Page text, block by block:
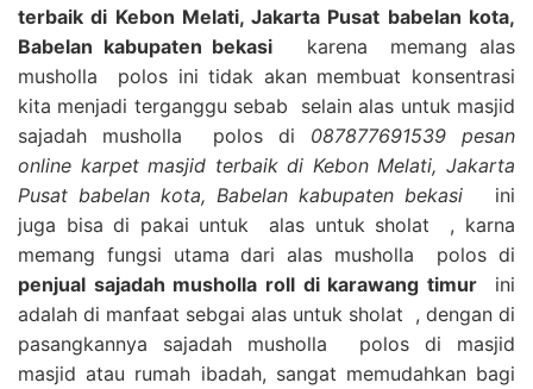
terbaik di Kebon Melati, Jakarta Pusat babelan kota,
Babelan kabupaten bekasi karena memang alas
musholla polos ini tidak akan membuat konsentrasi
kita menjadi terganggu sebab selain alas untuk masjid
sajadah musholla polos di 087877691539 pesan
online karpet masjid terbaik di Kebon Melati, Jakarta
Pusat babelan kota, Babelan kabupaten bekasi ini
juga bisa di pakai untuk alas untuk sholat , karna
memang fungsi utama dari alas musholla polos di
penjual sajadah musholla roll di karawang timurini
adalah di manfaat sebgai alas untuk sholat , dengan di
pasangkannya sajadah musholla polos di masjid
masjid atau rumah ibadah, sangat memudahkan bagi